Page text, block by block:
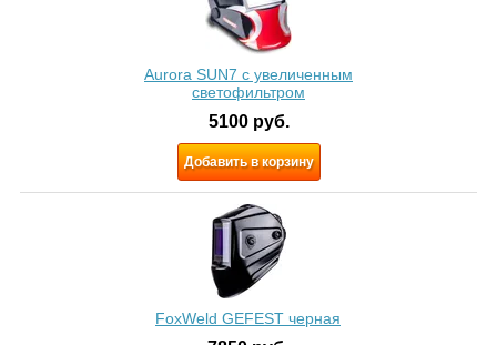
Aurora SUN7 c увеличенным
светофильтром
5100 руб.
Добавить в корзину
FoxWeld GEFEST черная